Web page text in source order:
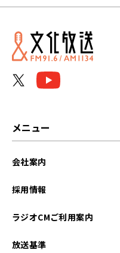
2024年10月
2023年12月
メニュー
会社案内
採用情報
ラジオCMご利用案内
放送基準